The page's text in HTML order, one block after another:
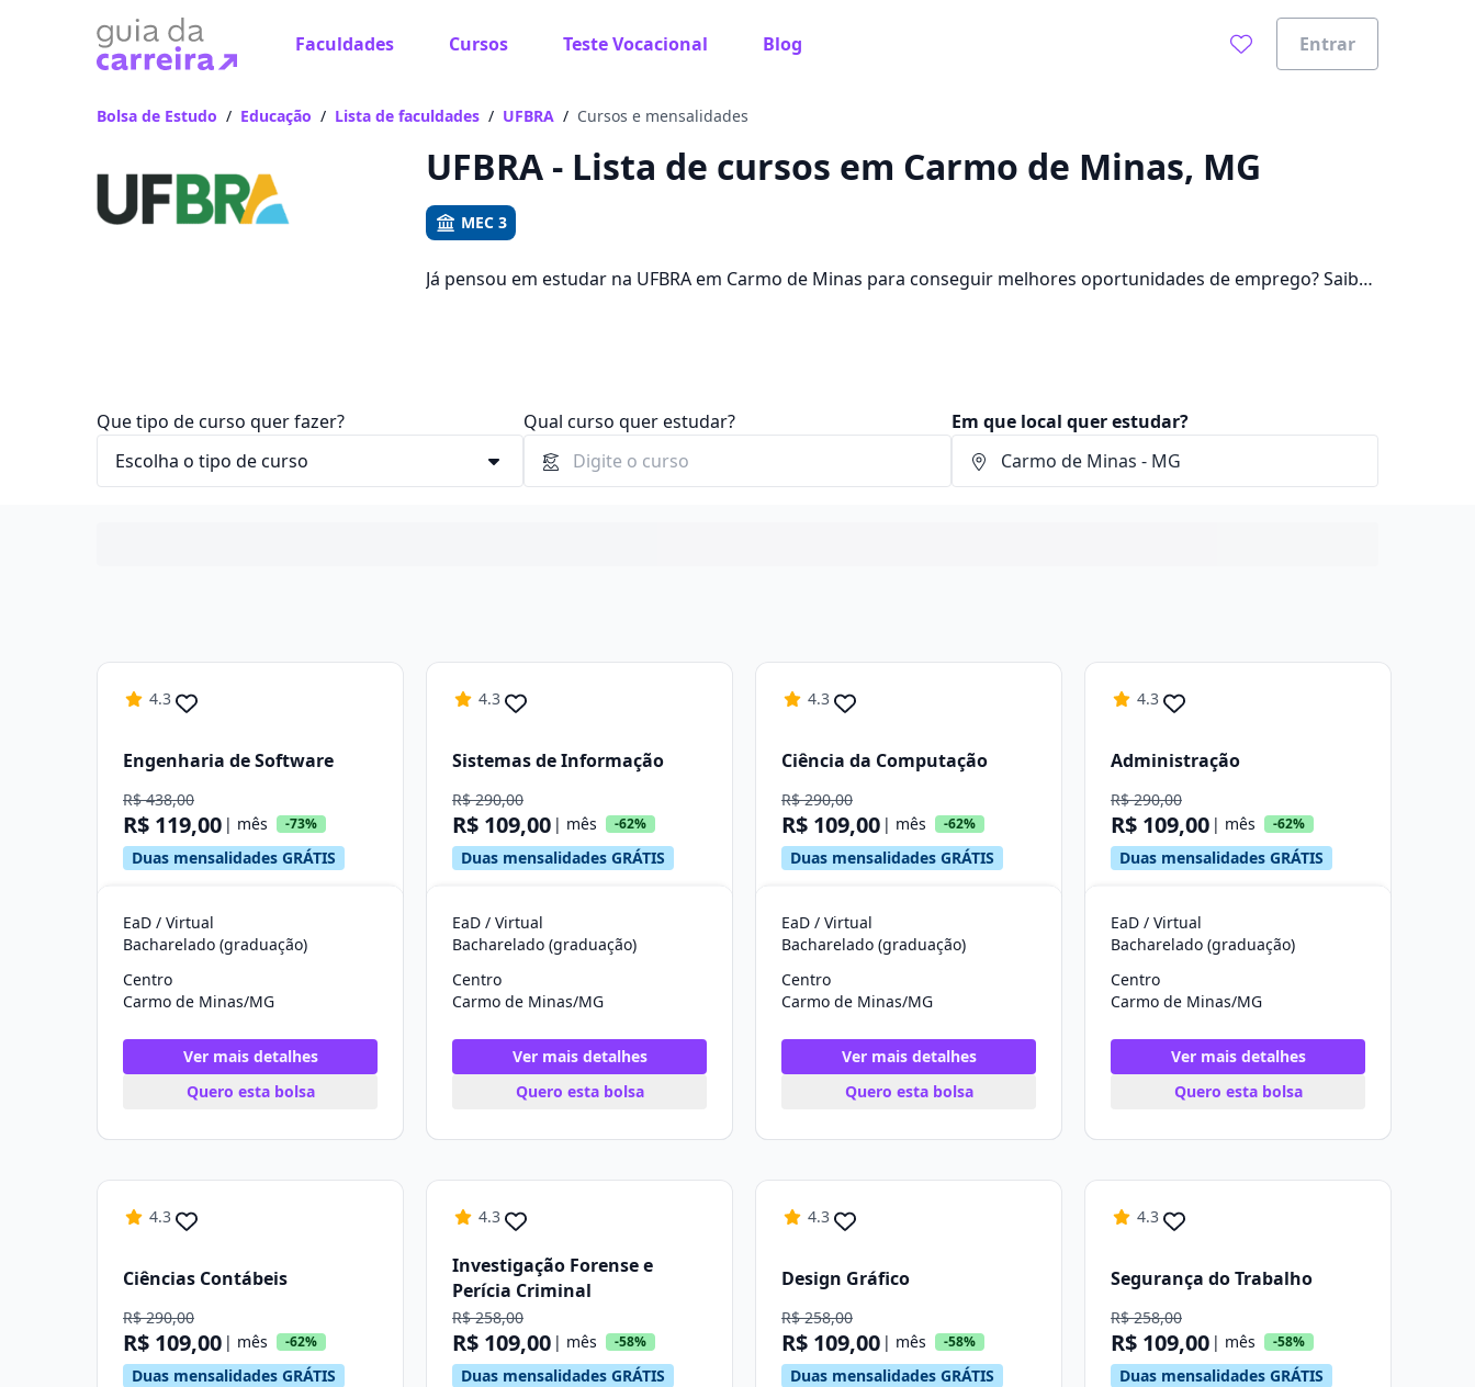
Faculdades Cursos Teste Vocacional Blog Entrar
Vamos te guiar no caminho ideal para seus estudos
Bolsa de Estudo / Educação / Lista de faculdades / UFBRA / Cursos e mensalidades
UFBRA - Lista de cursos em Carmo de Minas, MG
MEC 3
Já pensou em estudar na UFBRA em Carmo de Minas para conseguir melhores oportunidades de emprego? Saiba
Que tipo de curso quer fazer? Qual curso quer estudar? Em que local quer estudar?
4.3
Engenharia de Software
R$ 438,00
R$ 119,00 | mês -73%
Duas mensalidades GRÁTIS
EaD / Virtual
Bacharelado (graduação)
Centro
Carmo de Minas/MG
Ver mais detalhes
Quero esta bolsa
4.3
Sistemas de Informação
R$ 290,00
R$ 109,00 | mês -62%
Duas mensalidades GRÁTIS
EaD / Virtual
Bacharelado (graduação)
Centro
Carmo de Minas/MG
Ver mais detalhes
Quero esta bolsa
4.3
Ciência da Computação
R$ 290,00
R$ 109,00 | mês -62%
Duas mensalidades GRÁTIS
EaD / Virtual
Bacharelado (graduação)
Centro
Carmo de Minas/MG
Ver mais detalhes
Quero esta bolsa
4.3
Administração
R$ 290,00
R$ 109,00 | mês -62%
Duas mensalidades GRÁTIS
EaD / Virtual
Bacharelado (graduação)
Centro
Carmo de Minas/MG
Ver mais detalhes
Quero esta bolsa
4.3
Ciências Contábeis
R$ 290,00
R$ 109,00 | mês -62%
Duas mensalidades GRÁTIS
4.3
Investigação Forense e
Perícia Criminal
R$ 258,00
R$ 109,00 | mês -58%
Duas mensalidades GRÁTIS
4.3
Design Gráfico
R$ 258,00
R$ 109,00 | mês -58%
Duas mensalidades GRÁTIS
4.3
Segurança do Trabalho
R$ 258,00
R$ 109,00 | mês -58%
Duas mensalidades GRÁTIS